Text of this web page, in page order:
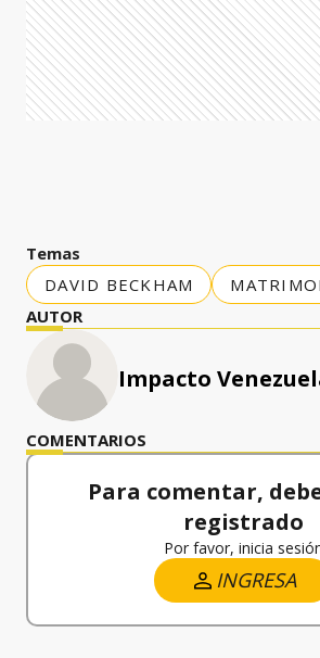
Temas
DAVID BECKHAM
AUTOR
Impacto
COMENTARIOS
Para comentar,
registrado
Por favor, inicia
INGRESA